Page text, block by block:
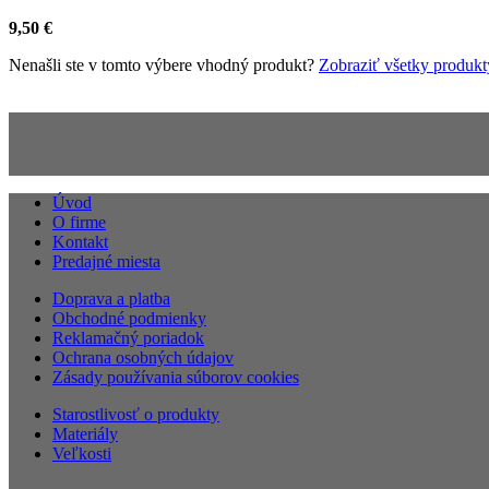
9,50 €
Nenašli ste v tomto výbere vhodný produkt? Zobraziť všetky
Úvod
O firme
Kontakt
Predajné miesta
Doprava a platba
Obchodné podmienky
Reklamačný poriadok
Ochrana osobných údajov
Zásady používania súborov cookies
Starostlivosť o produkty
Materiály
Veľkosti